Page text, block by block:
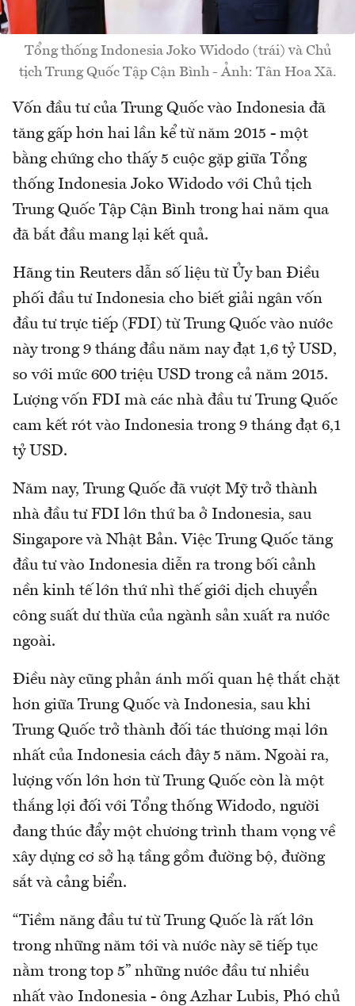
Tổng thống Indonesia Joko Widodo (trái) và Chủ
tịch Trung Quốc Tập Cận Bình - Ảnh: Tân Hoa Xã.
Vốn đầu tư của Trung Quốc vào Indonesia đã
tăng gấp hơn hai lần kể từ năm 2015 - một
bằng chứng cho thấy 5 cuộc gặp giữa Tổng
thống Indonesia Joko Widodo với Chủ tịch
Trung Quốc Tập Cận Bình trong hai năm qua
đã bắt đầu mang lại kết quả.
Hãng tin Reuters dẫn số liệu từ Ủy ban Điều
phối đầu tư Indonesia cho biết giải ngân vốn
đầu tư trực tiếp (FDI) từ Trung Quốc vào nước
này trong 9 tháng đầu năm nay đạt 1,6 tỷ USD,
so với mức 600 triệu USD trong cả năm 2015.
Lượng vốn FDI mà các nhà đầu tư Trung Quốc
cam kết rót vào Indonesia trong 9 tháng đạt 6,1
tỷ USD.
Năm nay, Trung Quốc đã vượt Mỹ trở thành
nhà đầu tư FDI lớn thứ ba ở Indonesia, sau
Singapore và Nhật Bản. Việc Trung Quốc tăng
đầu tư vào Indonesia diễn ra trong bối cảnh
nền kinh tế lớn thứ nhì thế giới dịch chuyển
công suất dư thừa của ngành sản xuất ra nước
ngoài.
Điều này cũng phản ánh mối quan hệ thắt chặt
hơn giữa Trung Quốc và Indonesia, sau khi
Trung Quốc trở thành đối tác thương mại lớn
nhất của Indonesia cách đây 5 năm. Ngoài ra,
lượng vốn lớn hơn từ Trung Quốc còn là một
thắng lợi đối với Tổng thống Widodo, người
đang thúc đẩy một chương trình tham vọng về
xây dựng cơ sở hạ tầng gồm đường bộ, đường
sắt và cảng biển.
“Tiềm năng đầu tư từ Trung Quốc là rất lớn
trong những năm tới và nước này sẽ tiếp tục
nằm trong top 5” những nước đầu tư nhiều
nhất vào Indonesia - ông Azhar Lubis, Phó chủ